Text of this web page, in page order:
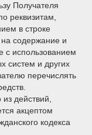
Получателя
реквизитам,
в строке
содержание и
с использованием
систем и других
перечислять
действий,
акцептом
кодекса